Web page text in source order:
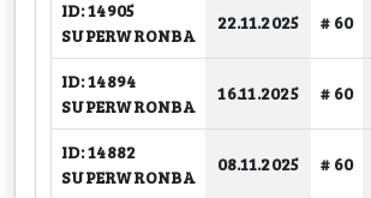
ID: 14905
SUPERWRONBA
22.11.2025 # 60
ID: 14894
SUPERWRONBA
16.11.2025 # 60
ID: 14882
SUPERWRONBA
08.11.2025 # 60